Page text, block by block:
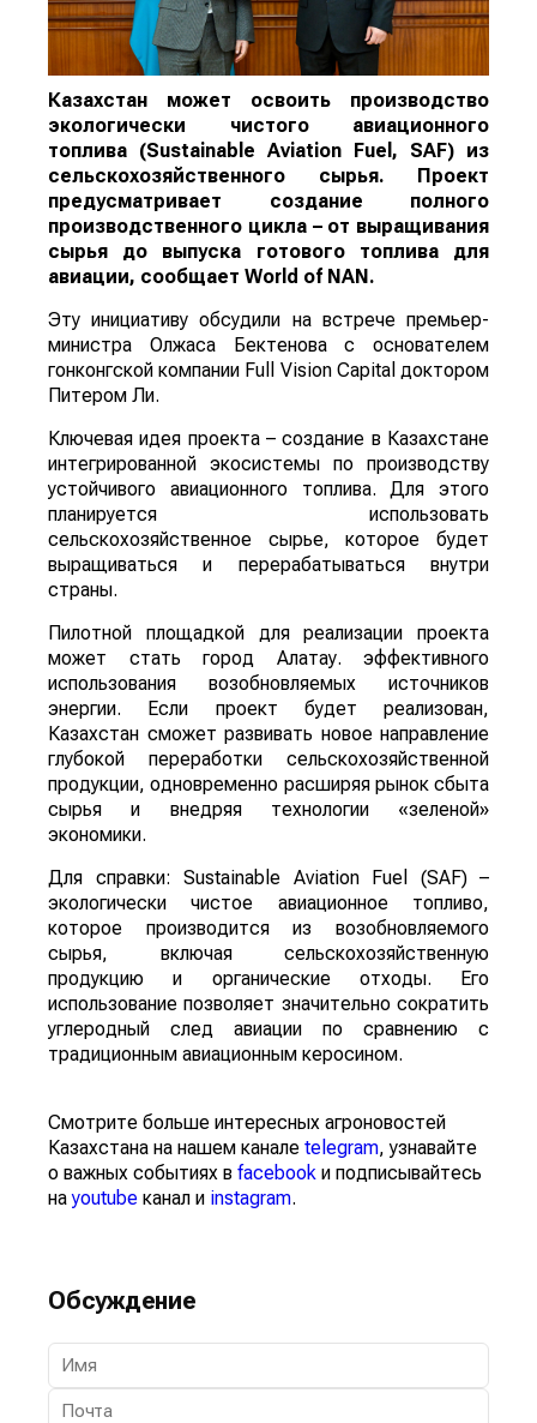
Казахстан может освоить производство
экологически чистого авиационного
топлива (Sustainable Aviation Fuel, SAF) из
сельскохозяйственного сырья. Проект
предусматривает создание полного
производственного цикла – от выращивания
сырья до выпуска готового топлива для
авиации, сообщает World of NAN.
Эту инициативу обсудили на встрече премьер-
министра Олжаса Бектенова с основателем
гонконгской компании Full Vision Capital доктором
Питером Ли.
Ключевая идея проекта – создание в Казахстане
интегрированной экосистемы по производству
устойчивого авиационного топлива. Для этого
планируется использовать
сельскохозяйственное сырье, которое будет
выращиваться и перерабатываться внутри
страны.
Пилотной площадкой для реализации проекта
может стать город Алатау. эффективного
использования возобновляемых источников
энергии. Если проект будет реализован,
Казахстан сможет развивать новое направление
глубокой переработки сельскохозяйственной
продукции, одновременно расширяя рынок сбыта
сырья и внедряя технологии «зеленой»
экономики.
Для справки: Sustainable Aviation Fuel (SAF) –
экологически чистое авиационное топливо,
которое производится из возобновляемого
сырья, включая сельскохозяйственную
продукцию и органические отходы. Его
использование позволяет значительно сократить
углеродный след авиации по сравнению с
традиционным авиационным керосином.
Смотрите больше интересных агроновостей
Казахстана на нашем канале telegram, узнавайте
о важных событиях в facebook и подписывайтесь
наyoutube канал и instagram.
Обсуждение